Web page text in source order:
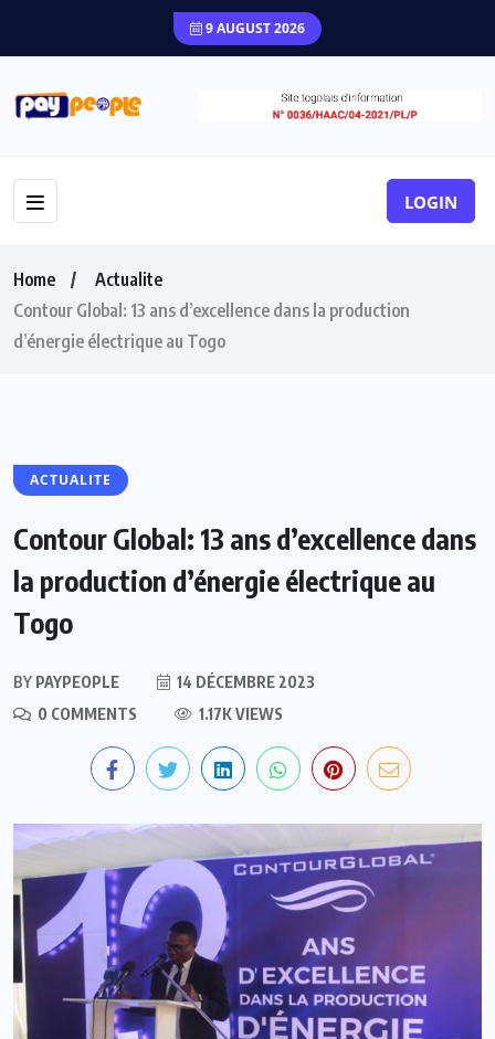
9 AUGUST 2026
LOGIN
Home
Actualite
Contour Global: 13 ans d’excellence dans la production
d’énergie électrique au Togo
ACTUALITE
Contour Global: 13 ans d’excellence dans
la production d’énergie électrique au
Togo
BY PAYPEOPLE
14 DÉCEMBRE 2023
0 COMMENTS
1.17K VIEWS